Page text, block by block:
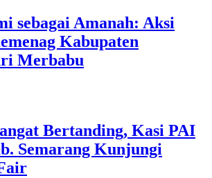
sebagai Amanah: Aksi
Kabupaten
Merbabu
Bertanding, Kasi PAI
Semarang Kunjungi